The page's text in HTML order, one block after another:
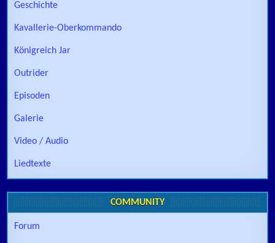
Geschichte
Kavallerie-Oberkommando
Königreich Jar
Outrider
Episoden
Galerie
Video / Audio
Liedtexte
COMMUNITY
Forum